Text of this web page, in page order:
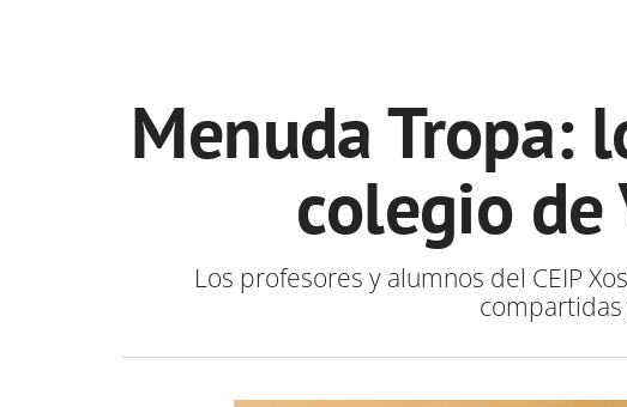
Menuda Tropa:
colegio
Los profesores y alumnos del CEIP
compartidas